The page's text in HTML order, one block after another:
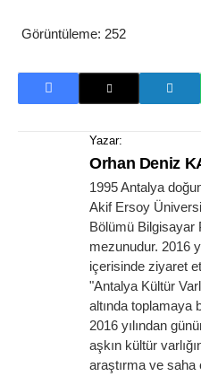
Görüntüleme: 252
Yazar:
Orhan Deniz
1995 Antalya
Akif Ersoy
Bölümü Bilgisayar
mezunudur. 2016
içerisinde ziyaret
"Antalya Kültür
altında toplamaya
2016 yılından
aşkın kültür
araştırma ve saha